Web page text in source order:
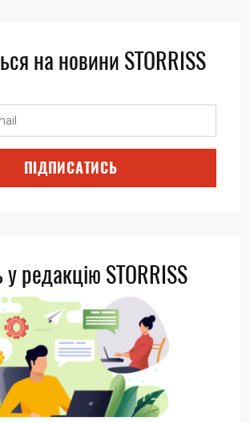
на новини STORRISS
ПІДПИСАТИСЬ
редакцію STORRISS